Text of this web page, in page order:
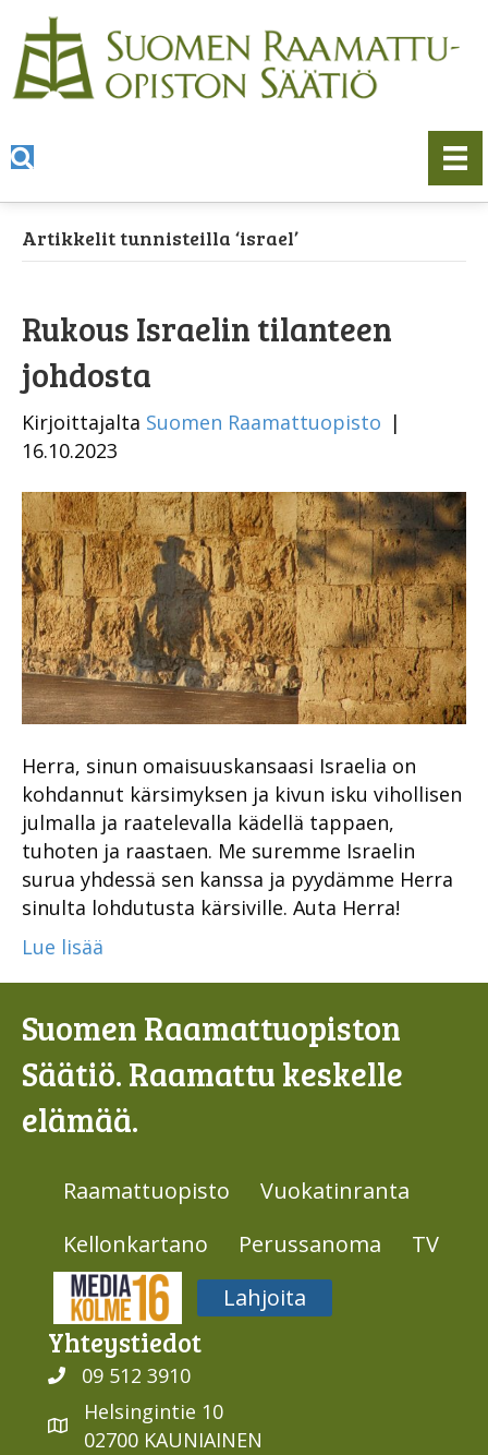
Artikkelit tunnisteilla ‘israel’
Rukous Israelin tilanteen
johdosta
Kirjoittajalta Suomen Raamattuopisto |
16.10.2023
Herra, sinun omaisuuskansaasi Israelia on
kohdannut kärsimyksen ja kivun isku vihollisen
julmalla ja raatelevalla kädellä tappaen,
tuhoten ja raastaen. Me suremme Israelin
surua yhdessä sen kanssa ja pyydämme Herra
sinulta lohdutusta kärsiville. Auta Herra!
Lue lisää
Suomen Raamattuopiston
Säätiö. Raamattu keskelle
elämää.
Raamattuopisto
Vuokatinranta
Kellonkartano
Perussanoma
TV
Media316
Lahjoita
Yhteys­tiedot
09 512 3910
Helsingintie 10
02700 KAUNIAINEN